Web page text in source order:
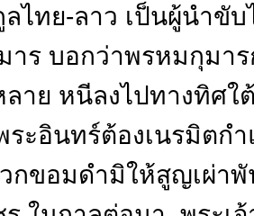
ลไทย-ลาว เป็นผู้นำขั
าร บอกว่าพรหมกุม
ลาย หนีลงไปทางทิศ
ระอินทร์ต้องเนรมิตก
กขอมดำมิให้สูญเผ่า